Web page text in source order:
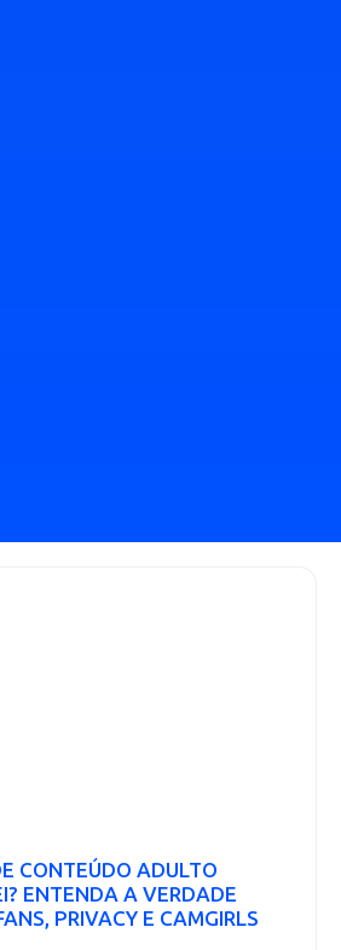
CONTEÚDO ADULTO
ENTENDA A VERDADE
PRIVACY E CAMGIRLS